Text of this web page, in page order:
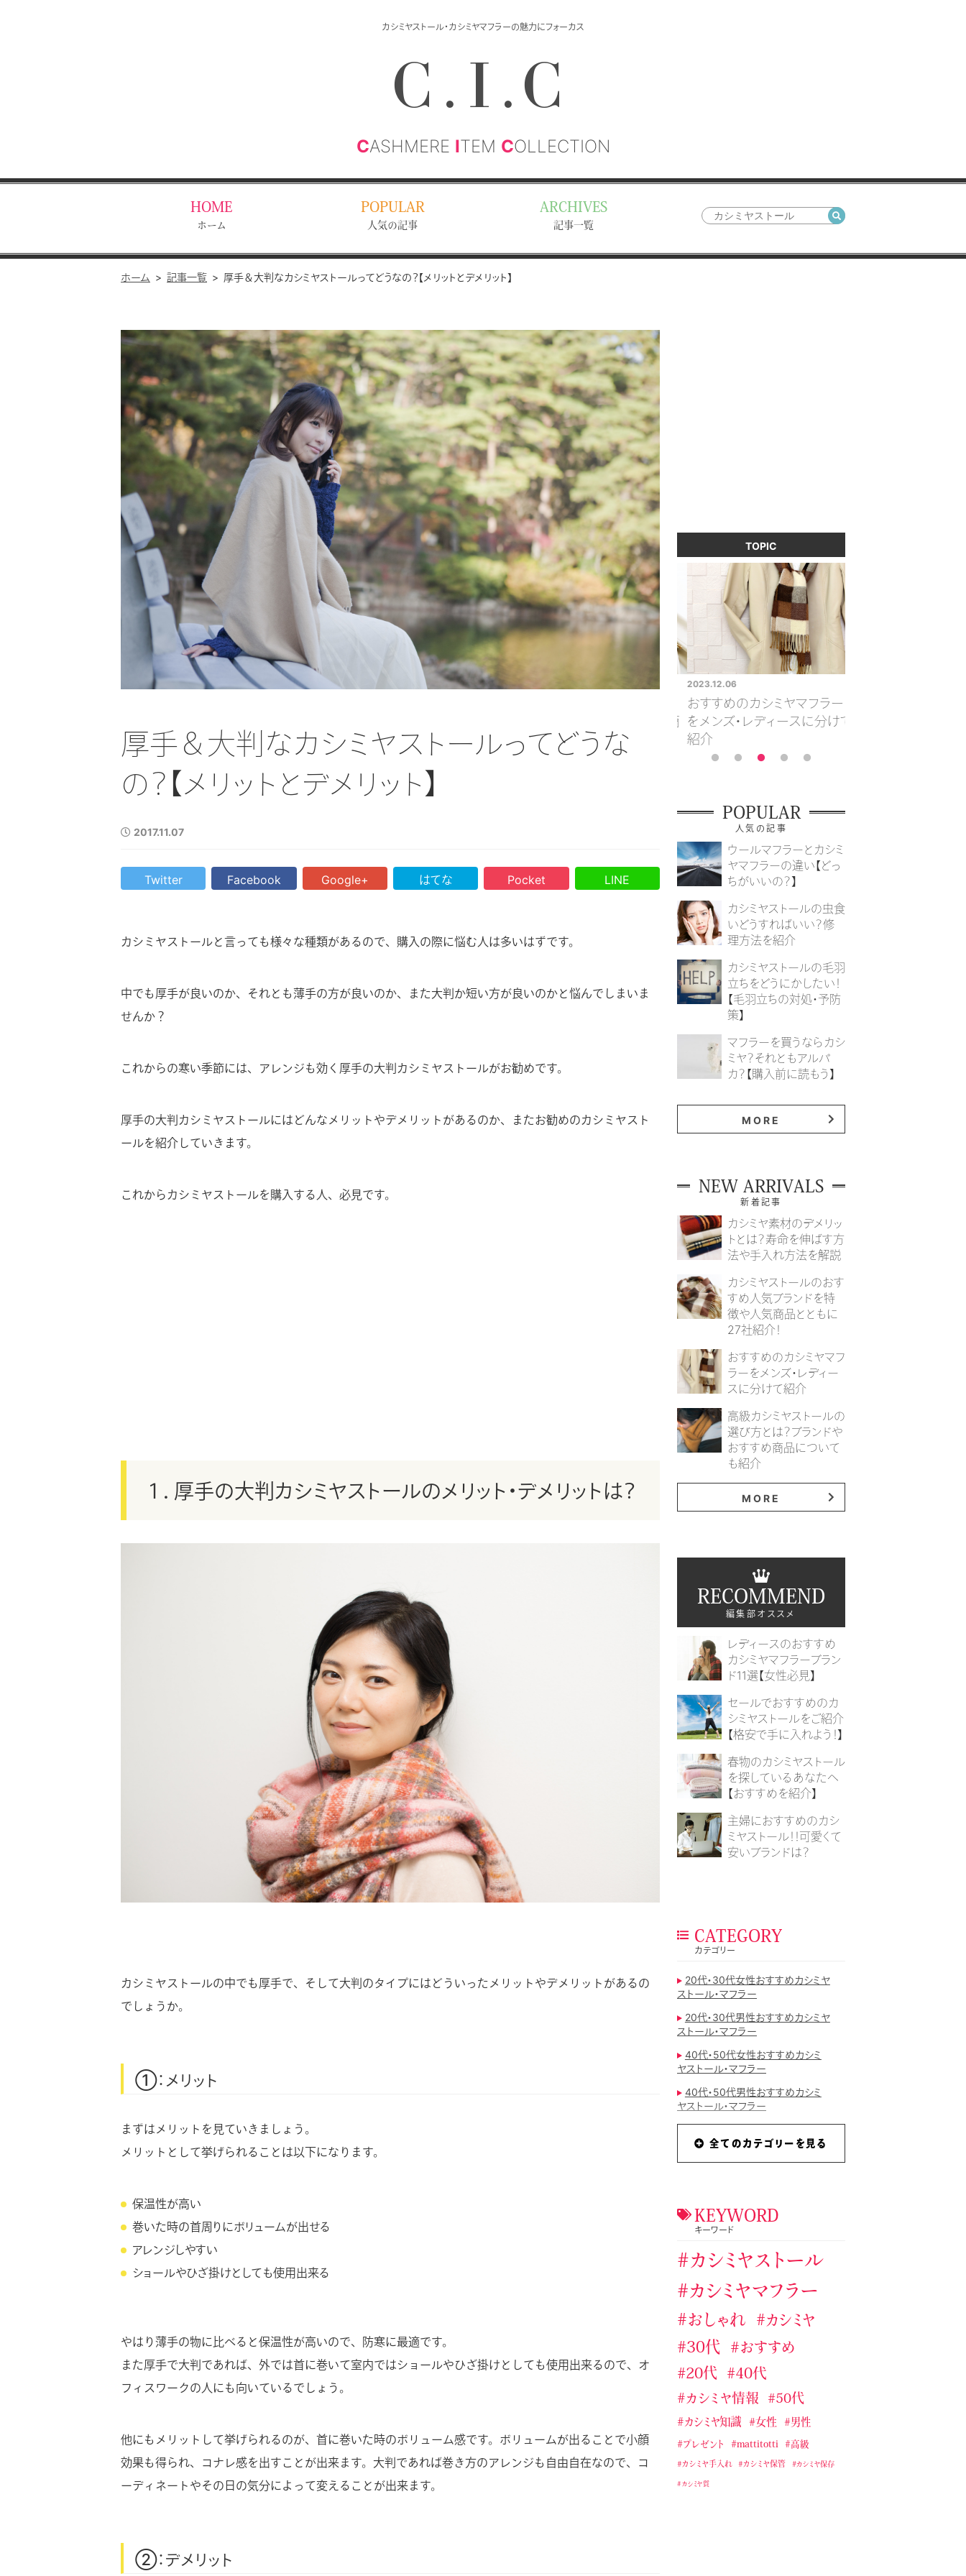
カシミヤストール・カシミヤマフラーの魅力にフォーカス
C.I.C
CASHMERE ITEM COLLECTION
HOME
ホーム
POPULAR
人気の記事
ARCHIVES
記事一覧
ホーム 記事一覧 厚手＆大判なカシミヤストールってどうなの？【メリットとデメリット】
厚手＆大判なカシミヤストールってどうな
の？【メリットとデメリット】
2017.11.07
Twitter Facebook Google+ はてな Pocket LINE
カシミヤストールと言っても様々な種類があるので、購入の際に悩む人は多いはずです。
中でも厚手が良いのか、それとも薄手の方が良いのか、また大判か短い方が良いのかと悩んでしまいま
せんか？
これからの寒い季節には、アレンジも効く厚手の大判カシミヤストールがお勧めです。
厚手の大判カシミヤストールにはどんなメリットやデメリットがあるのか、またお勧めのカシミヤスト
ールを紹介していきます。
これからカシミヤストールを購入する人、必見です。
１．厚手の大判カシミヤストールのメリット・デメリットは？
カシミヤストールの中でも厚手で、そして大判のタイプにはどういったメリットやデメリットがあるの
でしょうか。
①：メリット
まずはメリットを見ていきましょう。
メリットとして挙げられることは以下になります。
保温性が高い
巻いた時の首周りにボリュームが出せる
アレンジしやすい
ショールやひざ掛けとしても使用出来る
やはり薄手の物に比べると保温性が高いので、防寒に最適です。
また厚手で大判であれば、外では首に巻いて室内ではショールやひざ掛けとしても使用出来るので、オ
フィスワークの人にも向いているでしょう。
他にもメリットして挙げられるのが、首に巻いた時のボリューム感です。ボリュームが出ることで小顔
効果も得られ、コナレ感を出すことが出来ます。大判であれば巻き方のアレンジも自由自在なので、コ
ーディネートやその日の気分によって変えることが出来ます。
②：デメリット
TOPIC
2023.12.06
方やおすすめアイテムを紹介
れ方法を解説
2023.12.06
品とともに27社紹介！
2023.12.06
おすすめのカシミヤマフラー
をメンズ・レディースに分けて
紹介
POPULAR
人気の記事
ウールマフラーとカシミ
ヤマフラーの違い【どっ
ちがいいの？】
カシミヤストールの虫食
いどうすればいい？修
理方法を紹介
カシミヤストールの毛羽
立ちをどうにかしたい！
【毛羽立ちの対処・予防
策】
マフラーを買うならカシ
ミヤ？それともアルパ
カ？【購入前に読もう】
MORE
NEW ARRIVALS
新着記事
カシミヤ素材のデメリッ
トとは？寿命を伸ばす方
法や手入れ方法を解説
カシミヤストールのおす
すめ人気ブランドを特
徴や人気商品とともに
27社紹介！
おすすめのカシミヤマフ
ラーをメンズ・レディー
スに分けて紹介
高級カシミヤストールの
選び方とは？ブランドや
おすすめ商品について
も紹介
MORE
RECOMMEND
編集部オススメ
レディースのおすすめ
カシミヤマフラーブラン
ド11選【女性必見】
セールでおすすめのカ
シミヤストールをご紹介
【格安で手に入れよう！】
春物のカシミヤストール
を探しているあなたへ
【おすすめを紹介】
主婦におすすめのカシ
ミヤストール！！可愛くて
安いブランドは？
CATEGORY
カテゴリー
20代・30代女性おすすめカシミヤ
ストール・マフラー
20代・30代男性おすすめカシミヤ
ストール・マフラー
40代・50代女性おすすめカシミ
ヤストール・マフラー
40代・50代男性おすすめカシミ
ヤストール・マフラー
ーランキング
カシミヤストール・マフラーのコラ
カシミヤストール・マフラー手入
れ
カシミヤストール・マフラー手編
カシミヤストール・マフラー用ブラ
シ
カシミヤマフラー
ヤストール・マフラー
タケオキクチおすすめカシミヤス
トール・マフラー
テストカテゴリー１
バーバリーおすすめカシミヤスト
全てのカテゴリーを見る
KEYWORD
キーワード
カシミヤストール
カシミヤマフラー
おしゃれ
カシミヤ
30代
おすすめ
20代 40代
カシミヤ情報 50代
カシミヤ知識 女性 男性
プレゼント mattitotti 高級
カシミヤ手入れ カシミヤ保管 カシミヤ保存
カシミヤ質